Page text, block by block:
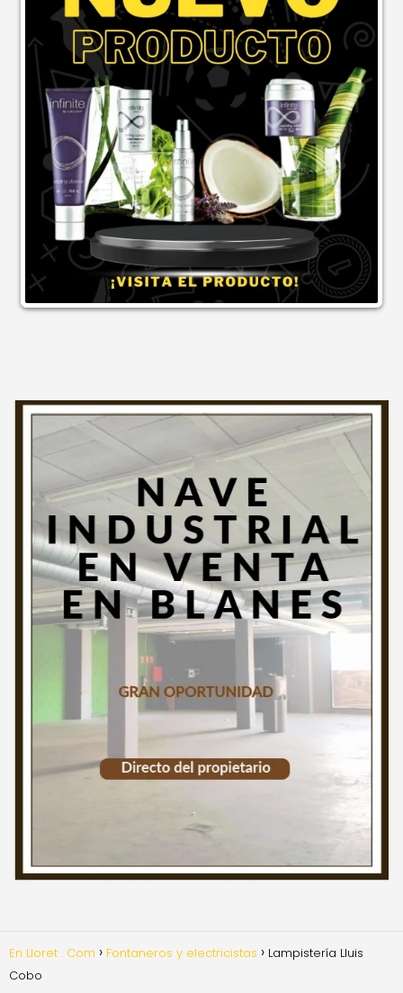
En Lloret . Com Fontaneros y electricistas
Lampistería Lluis
Cobo